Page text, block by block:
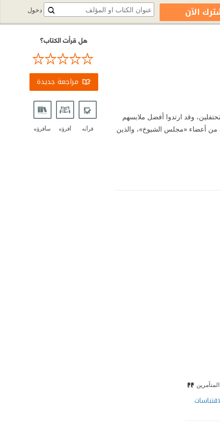
وقد ارتدوا أفضل ملابسهم
من أعضاء «مجلس الشيوخ»، والذين
هل قرأت الكتاب؟
مراجعة جديدة
قرأته أقرؤه سأقرؤه
دخول الآن